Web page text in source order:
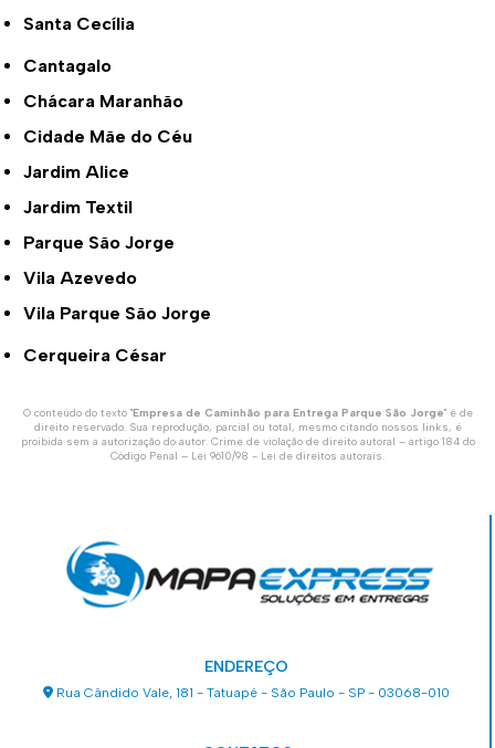
Santa Cecília
Cantagalo
Chácara Maranhão
Cidade Mãe do Céu
Jardim Alice
Jardim Textil
Parque São Jorge
Vila Azevedo
Vila Parque São Jorge
Cerqueira César
O conteúdo do texto "Empresa de Caminhão para Entrega Parque São Jorge" é de
direito reservado. Sua reprodução, parcial ou total, mesmo citando nossos links, é
proibida sem a autorização do autor. Crime de violação de direito autoral – artigo 184 do
Código Penal – Lei 9610/98 - Lei de direitos autorais.
ENDEREÇO
Rua Cândido Vale, 181 - Tatuapé - São Paulo - SP - 03068-010